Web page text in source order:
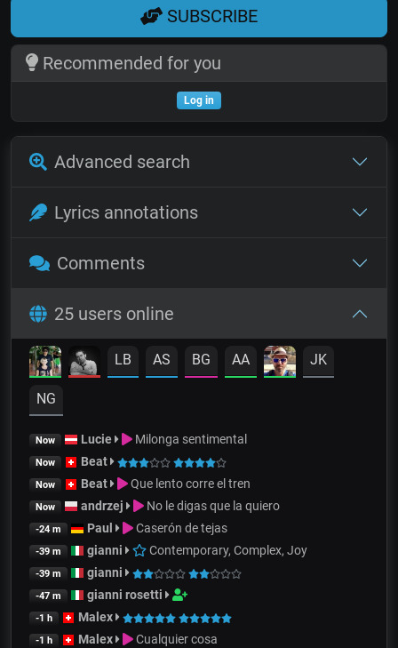
SUBSCRIBE
Recommended for you
Log in
Advanced search
Lyrics annotations
Comments
25 users online
LB AS BG AA JK
NG
Now Lucie Milonga sentimental
Now Beat
Now Beat Que lento corre el tren
Now andrzej No le digas que la quiero
-24 m Paul Caserón de tejas
-39 m gianni Contemporary, Complex, Joy
-39 m gianni
-47 m gianni rosetti
-1 h Malex
-1 h Malex Cualquier cosa